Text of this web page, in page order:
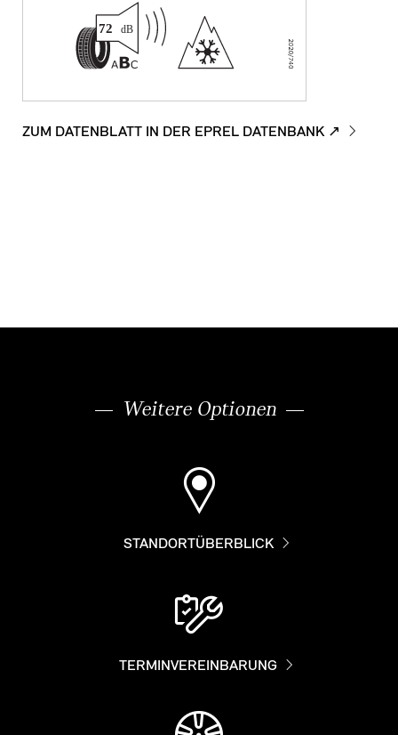
ZUM DATENBLATT IN DER EPREL DATENBANK ↗
Weitere Optionen
STANDORTÜBERBLICK
TERMINVEREINBARUNG